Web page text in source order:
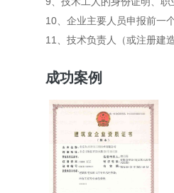
10、企业主要人员申报前一
11、技术负责人（或注册建
成功案例